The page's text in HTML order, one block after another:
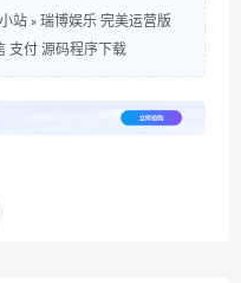
站 » 瑞博娱乐 完美运营版
支付 源码程序下载